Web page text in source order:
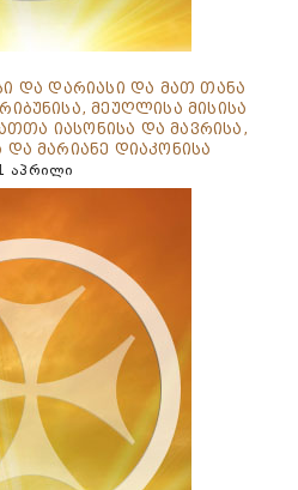
და დარიასი და მათ თანა
მეუღლისა მისისა
იასონისა და მავრისა,
მარიანე დიაკონისა
აპრილი